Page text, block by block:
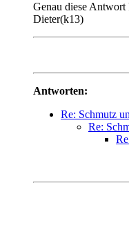
Genau diese
Dieter(k13)
Antworten:
Re: Schmutz
Re: